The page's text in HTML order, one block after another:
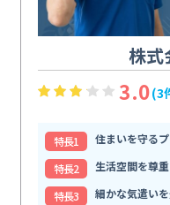
株式
3.0(3
特⻑1
住まいを守る
特⻑2
生活空間を尊
特⻑3
細かな気遣い